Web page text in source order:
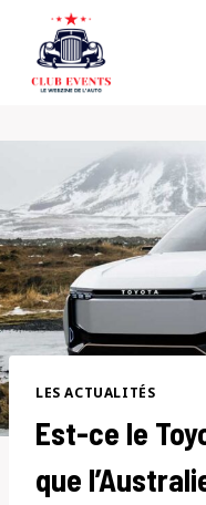
content
LES ACTUALITÉS
Est-ce le
que